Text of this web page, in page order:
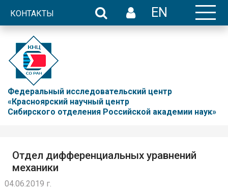
КОНТАКТЫ EN
Федеральный исследовательский центр
«Красноярский научный центр
Сибирского отделения Российской академии наук»
Отдел дифференциальных уравнений
механики
04.06.2019 г.